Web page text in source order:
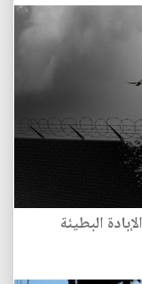
البطيئة